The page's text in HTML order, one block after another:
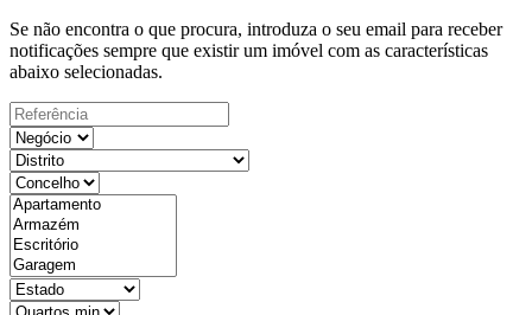
Se não encontra o que procura, introduza o seu email para receber
notificações sempre que existir um imóvel com as características
abaixo selecionadas.